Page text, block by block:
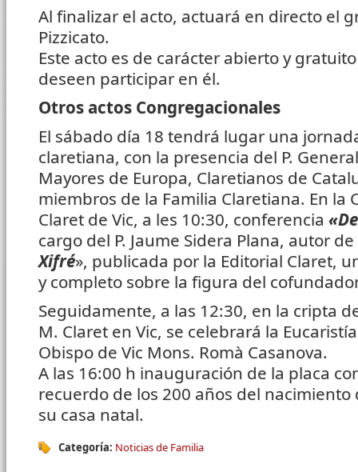
Al finalizar el acto, actuará en directo el
Pizzicato.
Este acto es de carácter abierto y
deseen participar en él.
Otros actos Congregacionales
El sábado día 18 tendrá lugar una
claretiana, con la presencia del P.
Mayores de Europa, Claretianos de
miembros de la Familia Claretiana. En la
Claret de Vic, a les 10:30, conferencia
cargo del P. Jaume Sidera Plana, autor
Xifré», publicada por la Editorial Claret,
y completo sobre la figura del
Seguidamente, a las 12:30, en la cripta
M. Claret en Vic, se celebrará la
Obispo de Vic Mons. Romà Casanova.
A las 16:00 h inauguración de la placa
recuerdo de los 200 años del nacimiento
su casa natal.
Categoría: Noticias de Familia